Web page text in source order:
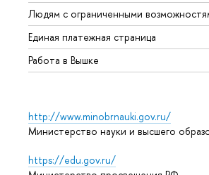
Людям с ограниченными
Единая платежная страница
Работа в Вышке
http://www.minobrnauki.gov.ru/
Министерство науки и высшего
https://edu.gov.ru/